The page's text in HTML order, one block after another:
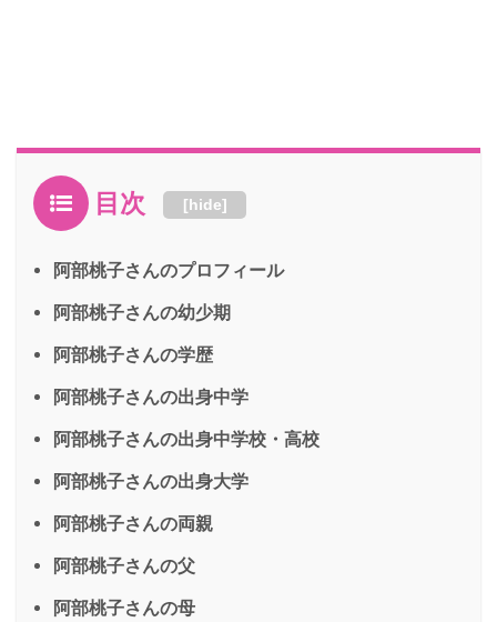
目次 [hide]
阿部桃子さんのプロフィール
阿部桃子さんの幼少期
阿部桃子さんの学歴
阿部桃子さんの出身中学
阿部桃子さんの出身中学校・高校
阿部桃子さんの出身大学
阿部桃子さんの両親
阿部桃子さんの父
阿部桃子さんの母